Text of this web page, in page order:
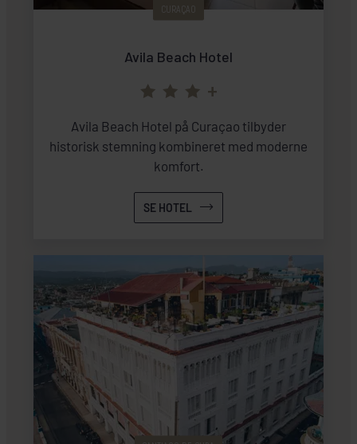
CURAÇAO
Avila Beach Hotel
+
Avila Beach Hotel på Curaçao tilbyder
historisk stemning kombineret med moderne
komfort.
SE HOTEL